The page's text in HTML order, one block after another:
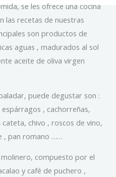
se les ofrece una cocina
las recetas de nuestras
son productos de
aguas , madurados al sol
aceite de oliva virgen
puede degustar son :
, cachorreñas,
chivo , roscos de vino,
, pan romano ……
compuesto por el
y café de puchero ,